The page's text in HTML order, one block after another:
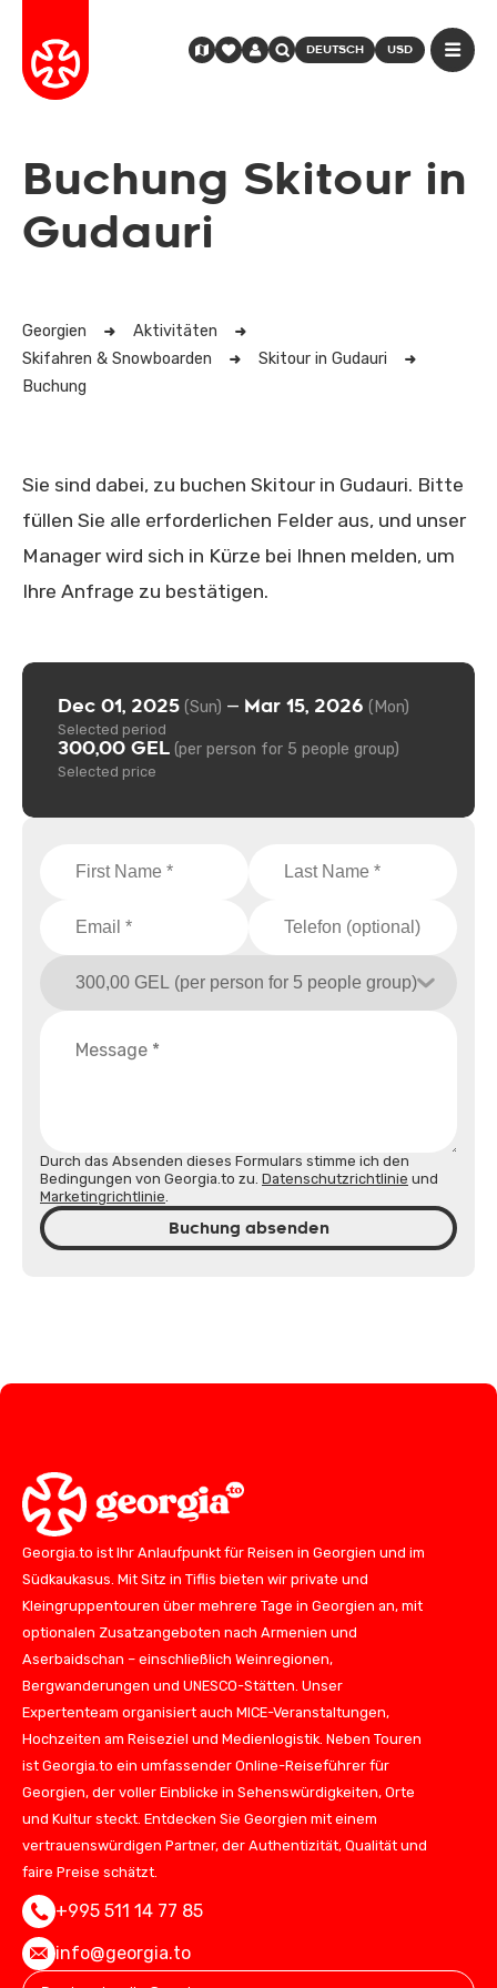
DEUTSCH USD
Buchung Skitour in
Gudauri
Georgien
Aktivitäten
Skifahren & Snowboarden
Skitour in Gudauri
Buchung
Sie sind dabei, zu buchen Skitour in Gudauri. Bitte
füllen Sie alle erforderlichen Felder aus, und unser
Manager wird sich in Kürze bei Ihnen melden, um
Ihre Anfrage zu bestätigen.
Durch das Absenden dieses Formulars stimme ich den
Bedingungen von Georgia.to zu. Datenschutzrichtlinie und
Marketingrichtlinie.
Buchung absenden
Dec 01, 2025 (Sun) — Mar 15, 2026 (Mon)
Selected period
300,00 GEL (per person for 5 people group)
Selected price
Georgia.to ist Ihr Anlaufpunkt für Reisen in Georgien und im
Südkaukasus. Mit Sitz in Tiflis bieten wir private und
Kleingruppentouren über mehrere Tage in Georgien an, mit
optionalen Zusatzangeboten nach Armenien und
Aserbaidschan – einschließlich Weinregionen,
Bergwanderungen und UNESCO-Stätten. Unser
Expertenteam organisiert auch MICE-Veranstaltungen,
Hochzeiten am Reiseziel und Medienlogistik. Neben Touren
ist Georgia.to ein umfassender Online-Reiseführer für
Georgien, der voller Einblicke in Sehenswürdigkeiten, Orte
und Kultur steckt. Entdecken Sie Georgien mit einem
vertrauenswürdigen Partner, der Authentizität, Qualität und
faire Preise schätzt.
+995 511 14 77 85
info@georgia.to